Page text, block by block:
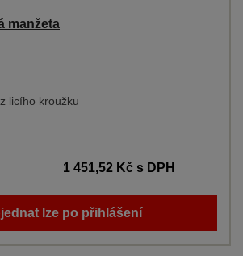
manžeta
licího kroužku
1 451,52 Kčs DPH
lze po přihlášení